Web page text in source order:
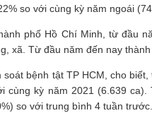
so với cùng kỳ năm ngoái
phố Hồ Chí Minh, từ đầu
xã. Từ đầu năm đến nay
bệnh tật TP HCM, cho
cùng kỳ năm 2021 (6.639
so với trung bình 4 tuần trước.